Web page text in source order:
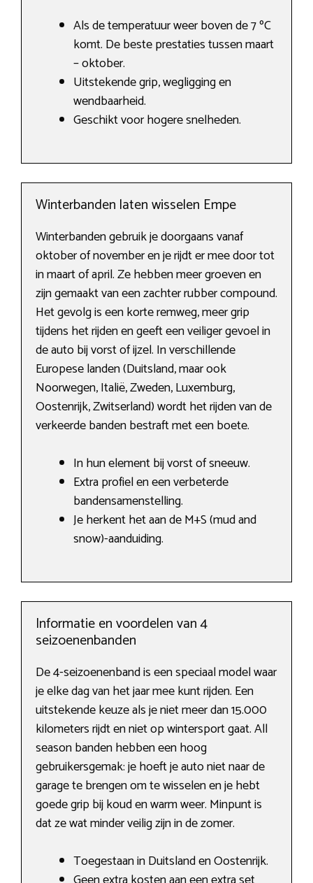
Als de temperatuur weer boven de 7 ºC
komt. De beste prestaties tussen maart
– oktober.
Uitstekende grip, wegligging en
wendbaarheid.
Geschikt voor hogere snelheden.
Winterbanden laten wisselen Empe
Winterbanden gebruik je doorgaans vanaf
oktober of november en je rijdt er mee door tot
in maart of april. Ze hebben meer groeven en
zijn gemaakt van een zachter rubber compound.
Het gevolg is een korte remweg, meer grip
tijdens het rijden en geeft een veiliger gevoel in
de auto bij vorst of ijzel. In verschillende
Europese landen (Duitsland, maar ook
Noorwegen, Italië, Zweden, Luxemburg,
Oostenrijk, Zwitserland) wordt het rijden van de
verkeerde banden bestraft met een boete.
In hun element bij vorst of sneeuw.
Extra profiel en een verbeterde
bandensamenstelling.
Je herkent het aan de M+S (mud and
snow)-aanduiding.
Informatie en voordelen van 4
seizoenenbanden
De 4-seizoenenband is een speciaal model waar
je elke dag van het jaar mee kunt rijden. Een
uitstekende keuze als je niet meer dan 15.000
kilometers rijdt en niet op wintersport gaat. All
season banden hebben een hoog
gebruikersgemak: je hoeft je auto niet naar de
garage te brengen om te wisselen en je hebt
goede grip bij koud en warm weer. Minpunt is
dat ze wat minder veilig zijn in de zomer.
Toegestaan in Duitsland en Oostenrijk.